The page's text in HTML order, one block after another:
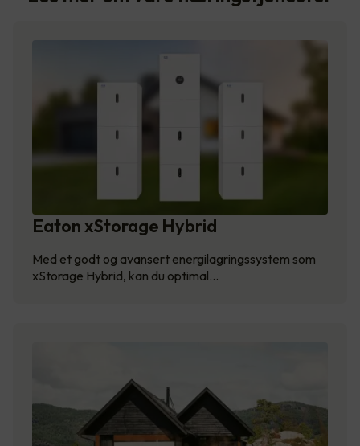
Eaton xStorage Hybrid
Med et godt og avansert energilagringssystem som
xStorage Hybrid, kan du optimal…